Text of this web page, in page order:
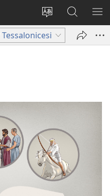
Modificare
la
lingua
Accedi
(apre
una
nuova
Cerca
JW.ORG